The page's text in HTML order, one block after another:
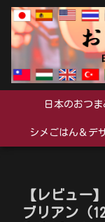
日本のおつま
シメごはん＆デ
【レビュー
ブリアン（